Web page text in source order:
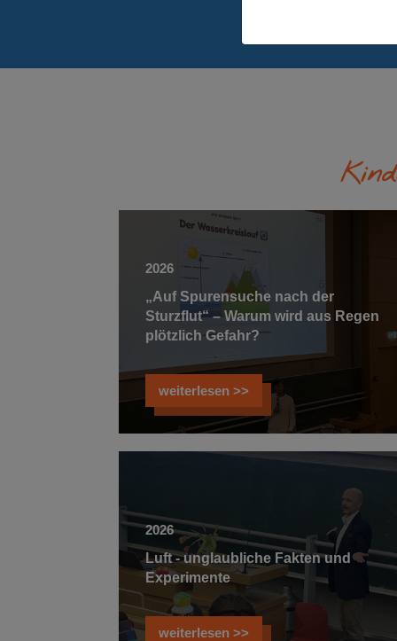
2026
„Auf Spurensuche nach der
Sturzflut“ – Warum wird aus Regen
plötzlich Gefahr?
weiterlesen >>
2026
Luft - unglaubliche Fakten und
Experimente
weiterlesen >>